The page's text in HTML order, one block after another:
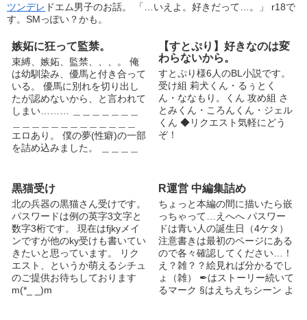
ツンデレ ドエム男子のお話。 「…いえよ。好きだって…。」 r18で
す。SMっぽい？かも。
嫉妬に狂って監禁。
束縛、嫉妬、監禁、、、。 俺
は幼馴染み、優馬と付き合って
いる。 優馬に別れを切り出し
たが認めないから、と言われて
しまい……… ＿＿＿＿＿＿＿
エロあり。 僕の夢(性癖)の一部
を詰め込みました。 ＿＿＿＿
め、更新遅め。 誤字脱字、見
て見ぬふりをしてください。
変な表現も。 よろしく。
【すとぷり】好きなのは変
わらないから。
すとぷり様6人のBL小説です。
受け組 莉犬くん・るぅとく
ん・ななもり。くん 攻め組 さ
とみくん・ころんくん・ジェル
くん ◆リクエスト気軽にどう
ぞ！
黒猫受け
北の兵器の黒猫さん受けです。
パスワードは例の英字3文字と
数字3桁です。 現在はfjkyメイ
ンですが他のky受けも書いてい
きたいと思っています。 リク
エスト、というか萌えるシチュ
のご提供お待ちしております
m(*_ _)m
R運営 中編集詰め
ちょっと本編の間に描いたら嵌
っちゃって…えへへ パスワー
ドは青い人の誕生日（4ケタ）
注意書きは最初のページにある
ので各々確認してください…！
え？雑？？絵見れば分かるでし
ょ（雑） ✒はストーリー続いて
るマーク §はえちえちシーン よ